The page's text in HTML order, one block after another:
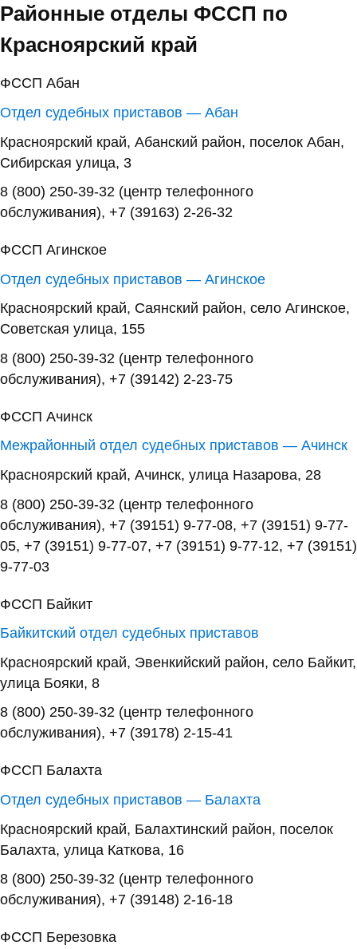
Районные отделы ФССП по
Красноярский край
ФССП Абан
Отдел судебных приставов — Абан
Красноярский край, Абанский район, поселок Абан,
Сибирская улица, 3
8 (800) 250-39-32 (центр телефонного
обслуживания), +7 (39163) 2-26-32
ФССП Агинское
Отдел судебных приставов — Агинское
Красноярский край, Саянский район, село Агинское,
Советская улица, 155
8 (800) 250-39-32 (центр телефонного
обслуживания), +7 (39142) 2-23-75
ФССП Ачинск
Межрайонный отдел судебных приставов — Ачинск
Красноярский край, Ачинск, улица Назарова, 28
8 (800) 250-39-32 (центр телефонного
обслуживания), +7 (39151) 9-77-08, +7 (39151) 9-77-
05, +7 (39151) 9-77-07, +7 (39151) 9-77-12, +7 (39151)
9-77-03
ФССП Байкит
Байкитский отдел судебных приставов
Красноярский край, Эвенкийский район, село Байкит,
улица Бояки, 8
8 (800) 250-39-32 (центр телефонного
обслуживания), +7 (39178) 2-15-41
ФССП Балахта
Отдел судебных приставов — Балахта
Красноярский край, Балахтинский район, поселок
Балахта, улица Каткова, 16
8 (800) 250-39-32 (центр телефонного
обслуживания), +7 (39148) 2-16-18
ФССП Березовка